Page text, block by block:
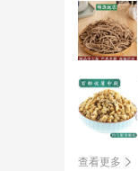
查看更多